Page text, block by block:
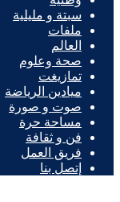
سبتة و مليلية
ملفات
العالم
صحة وعلوم
تمازيغت
ميادين الرياضة
صوت و صورة
مساحة حرة
فن و ثقافة
فريق العمل
إتصل بنا